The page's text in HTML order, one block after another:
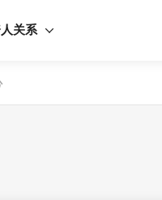
关系